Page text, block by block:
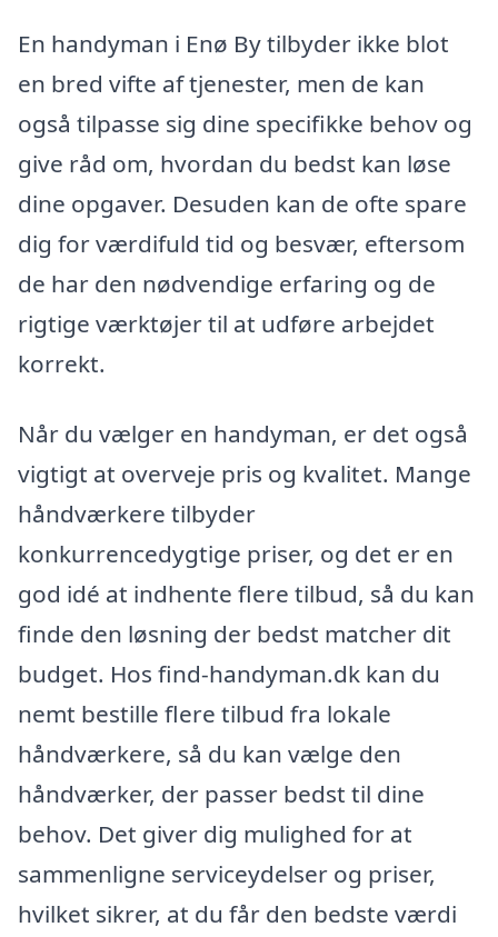
En handyman i Enø By tilbyder ikke blot
en bred vifte af tjenester, men de kan
også tilpasse sig dine specifikke behov og
give råd om, hvordan du bedst kan løse
dine opgaver. Desuden kan de ofte spare
dig for værdifuld tid og besvær, eftersom
de har den nødvendige erfaring og de
rigtige værktøjer til at udføre arbejdet
korrekt.
Når du vælger en handyman, er det også
vigtigt at overveje pris og kvalitet. Mange
håndværkere tilbyder
konkurrencedygtige priser, og det er en
god idé at indhente flere tilbud, så du kan
finde den løsning der bedst matcher dit
budget. Hos find-handyman.dk kan du
nemt bestille flere tilbud fra lokale
håndværkere, så du kan vælge den
håndværker, der passer bedst til dine
behov. Det giver dig mulighed for at
sammenligne serviceydelser og priser,
hvilket sikrer, at du får den bedste værdi